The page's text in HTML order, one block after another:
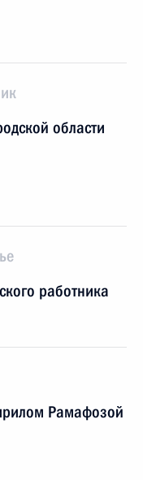
области
работника
Рамафозой